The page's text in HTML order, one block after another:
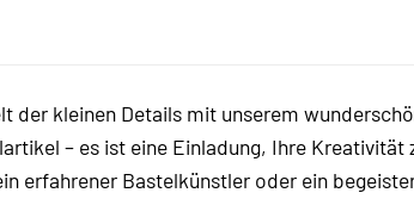
der kleinen Details mit unserem
– es ist eine Einladung, Ihre
erfahrener Bastelkünstler oder ein